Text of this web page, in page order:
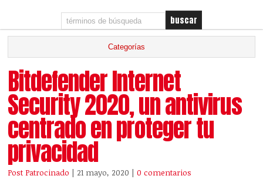
Bitdefender Internet
Security 2020, un antivirus
centrado en proteger tu
privacidad
Post Patrocinado | 21 mayo, 2020 |0 comentarios